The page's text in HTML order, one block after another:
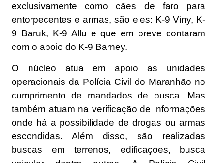
exclusivamente como cães de faro para
entorpecentes e armas, são eles: K-9 Viny, K-
9 Baruk, K-9 Allu e que em breve contaram
com o apoio do K-9 Barney.
O núcleo atua em apoio as unidades
operacionais da Polícia Civil do Maranhão no
cumprimento de mandados de busca. Mas
também atuam na verificação de informações
onde há a possibilidade de drogas ou armas
escondidas. Além disso, são realizadas
buscas em terrenos, edificações, busca